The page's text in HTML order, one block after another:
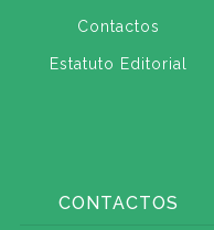
Contactos
Estatuto Editorial
CONTACTOS